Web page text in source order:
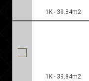
1K - 39.84m2
1K - 39.84m2